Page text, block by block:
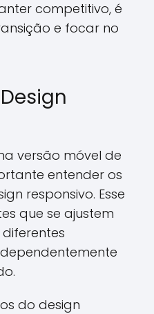
competitivo, é
e focar no
versão móvel de
entender os
responsivo. Esse
que se ajustem
do design